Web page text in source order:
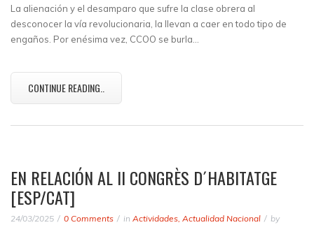
La alienación y el desamparo que sufre la clase obrera al
desconocer la vía revolucionaria, la llevan a caer en todo tipo de
engaños. Por enésima vez, CCOO se burla…
CONTINUE READING..
EN RELACIÓN AL II CONGRÈS D´HABITATGE
[ESP/CAT]
24/03/2025 0 Comments in Actividades Actualidad Nacional
by